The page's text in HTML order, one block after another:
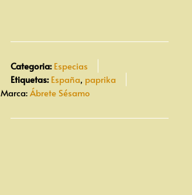
Categoria: Especias
Etiquetas: España, paprika
Marca:Ábrete Sésamo